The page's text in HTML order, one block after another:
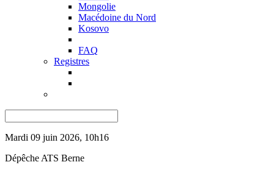
Mongolie
Macédoine du Nord
Kosovo
FAQ
Registres
Mardi 09 juin 2026, 10h16
Dépêche ATS Berne